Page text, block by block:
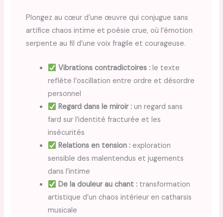
Plongez au cœur d’une œuvre qui conjugue sans
artifice chaos intime et poésie crue, où l’émotion
serpente au fil d’une voix fragile et courageuse.
Vibrations contradictoires :le texte
reflète l’oscillation entre ordre et désordre
personnel
Regard dans le miroir :un regard sans
fard sur l’identité fracturée et les
insécurités
Relations en tension :exploration
sensible des malentendus et jugements
dans l’intime
De la douleur au chant :transformation
artistique d’un chaos intérieur en catharsis
musicale